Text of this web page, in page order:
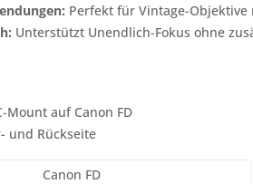
Perfekt für Vintage-
Unterstützt Unendlich-Fokus ohne
Mount auf Canon FD
und Rückseite
Canon FD